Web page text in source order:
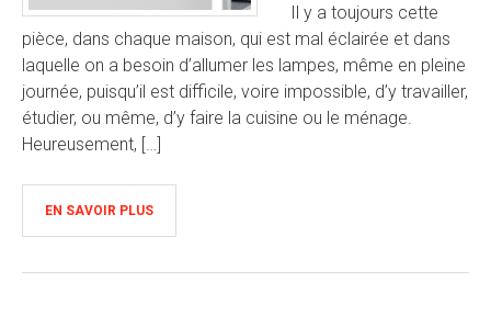
Il y a toujours cette
pièce, dans chaque maison, qui est mal éclairée et dans
laquelle on a besoin d’allumer les lampes, même en pleine
journée, puisqu’il est difficile, voire impossible, d’y travailler,
étudier, ou même, d’y faire la cuisine ou le ménage.
Heureusement, […]
EN SAVOIR PLUS